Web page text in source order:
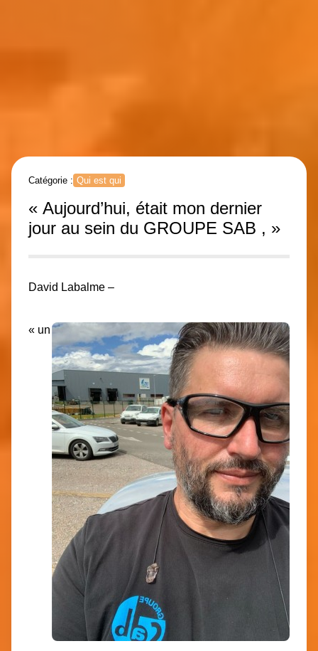
Catégorie : Qui est qui
« Aujourd’hui, était mon dernier
jour au sein du GROUPE SAB , »
David Labalme –
« un